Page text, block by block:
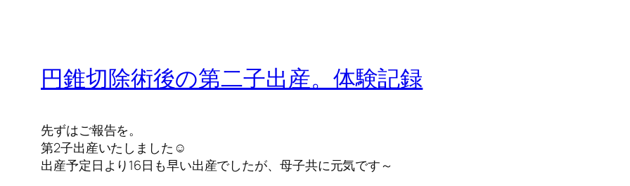
円錐切除術後の第二子出産。体験記録
先ずはご報告を。
第2子出産いたしました☺
出産予定日より16日も早い出産でしたが、母子共に元気です～